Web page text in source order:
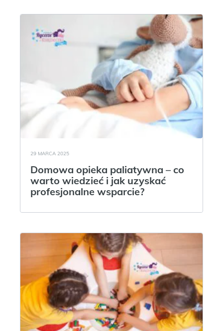
29 MARCA 2025
Domowa opieka paliatywna – co
warto wiedzieć i jak uzyskać
profesjonalne wsparcie?